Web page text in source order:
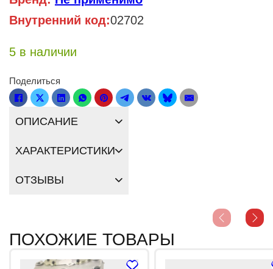
Внутренний код:02702
5 в наличии
Поделиться
ОПИСАНИЕ
ХАРАКТЕРИСТИКИ
ОТЗЫВЫ
ПОХОЖИЕ ТОВАРЫ